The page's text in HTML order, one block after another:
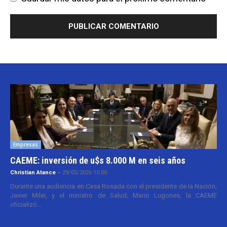
Empresas
CAEME: inversión de u$s 8.000 M en seis años
Christian Atance - 29/05/2026 15:00
Durante una audiencia en Casa Rosada con el presidente de la Nación,
Javier Milei, y el ministro de Salud, Mario Lugones, la CAEME
oficializó...